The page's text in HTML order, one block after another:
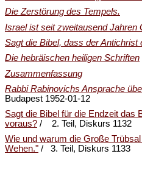
Die Zerstörung des Tempels.
Israel ist seit zweitausend Jahren
Sagt die Bibel, dass der Antichrist
Die hebräischen heiligen Schriften
Zusammenfassung
Rabbi Rabinovichs Ansprache
Budapest 1952-01-12
Sagt die Bibel für die Endzeit das
voraus? / 2. Teil, Diskurs 1132
Wie und warum die Große
Wehen." / 3. Teil, Diskurs 1133